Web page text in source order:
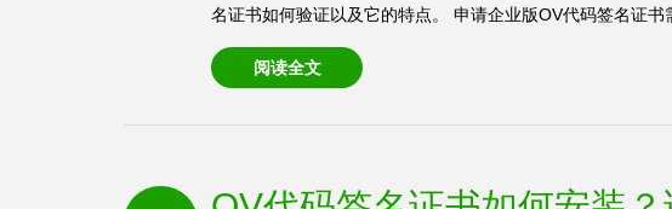
名证书如何验证以及它的特点。 申请企业版OV代码签名证
阅读全文